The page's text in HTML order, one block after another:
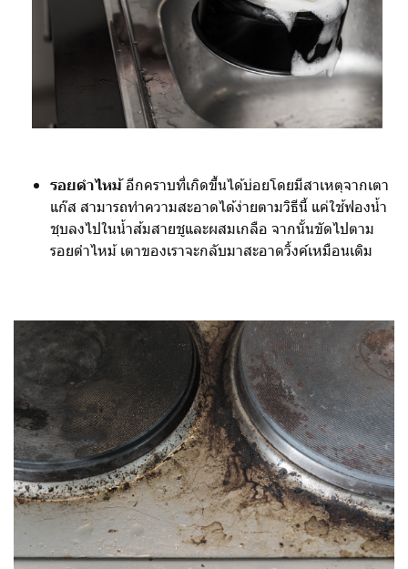
รอยดำไหม้อีกคราบที่เกิดขึ้นได้บ่อยโดยมีสาเหตุจากเตา
แก๊ส สามารถทำความสะอาดได้ง่ายตามวิธีนี้ แค่ใช้ฟองน้ำ
ชุบลงไปในน้ำส้มสายชูและผสมเกลือ จากนั้นขัดไปตาม
รอยดำไหม้ เตาของเราจะกลับมาสะอาดวิ้งค์เหมือนเดิม